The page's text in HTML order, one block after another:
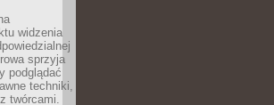
widzenia
sprzyja
podglądać
techniki,
twórcami.